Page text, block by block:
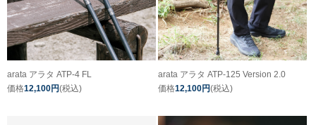
arata アラタ ATP-4 FL
価格12,100円(税込)
arata アラタ ATP-125 Version 2.0
価格12,100円(税込)